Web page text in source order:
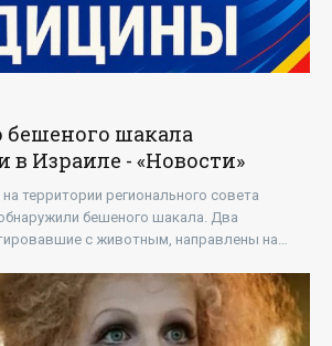
бешеного шакала
в Израиле - «Новости»
территории регионального совета
бешеного шакала. Два
с животным, направлены на